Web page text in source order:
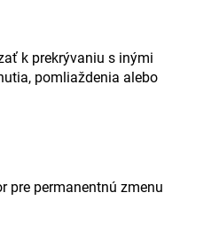
k prekrývaniu s inými
pomliaždenia alebo
pre permanentnú zmenu